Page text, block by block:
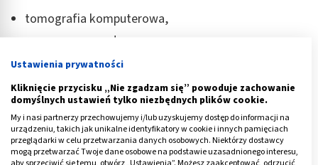
tomografia komputerowa,
rezonans magnetyczny,
koronarografia,
arteriografia.
Ustawienia prywatności
Kliknięcie przycisku „Nie zgadzam się” powoduje zachowanie
domyślnych ustawień tylko niezbędnych plików cookie.
My i nasi partnerzy przechowujemy i/lub uzyskujemy dostęp do informacji na
urządzeniu, takich jak unikalne identyfikatory w cookie i innych pamięciach
przeglądarki w celu przetwarzania danych osobowych. Niektórzy dostawcy
mogą przetwarzać Twoje dane osobowe na podstawie uzasadnionego interesu,
aby sprzeciwić się temu, otwórz „Ustawienia”. Możesz zaakceptować, odrzucić